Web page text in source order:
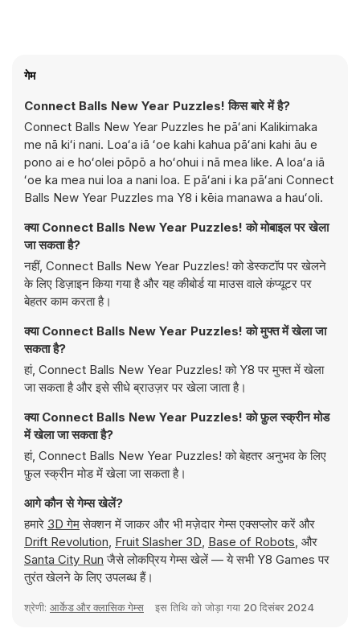
गेम
Connect Balls New Year Puzzles! किस बारे में है?
Connect Balls New Year Puzzles he pāʻani Kalikimaka
me nā kiʻi nani. Loaʻa iā ʻoe kahi kahua pāʻani kahi āu e
pono ai e hoʻolei pōpō a hoʻohui i nā mea like. A loaʻa iā
ʻoe ka mea nui loa a nani loa. E pāʻani i ka pāʻani Connect
Balls New Year Puzzles ma Y8 i kēia manawa a hauʻoli.
क्या Connect Balls New Year Puzzles! को मोबाइल पर खेला
जा सकता है?
नहीं, Connect Balls New Year Puzzles! को डेस्कटॉप पर खेलने
के लिए डिज़ाइन किया गया है और यह कीबोर्ड या माउस वाले कंप्यूटर पर
बेहतर काम करता है।
क्या Connect Balls New Year Puzzles! को मुफ्त में खेला जा
सकता है?
हां, Connect Balls New Year Puzzles! को Y8 पर मुफ्त में खेला
जा सकता है और इसे सीधे ब्राउज़र पर खेला जाता है।
क्या Connect Balls New Year Puzzles! को फ़ुल स्क्रीन मोड
में खेला जा सकता है?
हां, Connect Balls New Year Puzzles! को बेहतर अनुभव के लिए
फ़ुल स्क्रीन मोड में खेला जा सकता है।
आगे कौन से गेम्स खेलें?
हमारे 3D गेमसेक्शन में जाकर और भी मज़ेदार गेम्स एक्सप्लोर करें और
Drift Revolution, Fruit Slasher 3D, Base of Robots, और
Santa City Run जैसे लोकप्रिय गेम्स खेलें — ये सभी Y8 Games पर
तुरंत खेलने के लिए उपलब्ध हैं।
श्रेणी: आर्केड और क्लासिक गेम्स इस तिथि को जोड़ा गया 20 दिसंबर 2024